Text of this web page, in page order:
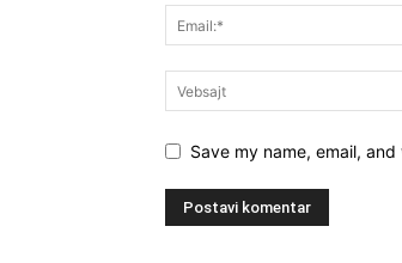
Save my name, email,